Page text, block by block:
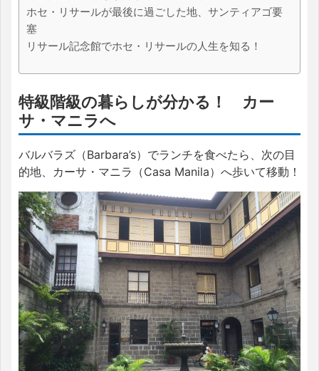
ホセ・リサールが最後に過ごした地、サンティアゴ要
塞
リサール記念館でホセ・リサールの人生を知る！
特級階級の暮らしが分かる！ カー
サ・マニラへ
バルバラズ（Barbara’s）でランチを食べたら、次の目
的地、カーサ・マニラ（Casa Manila）へ歩いて移動！